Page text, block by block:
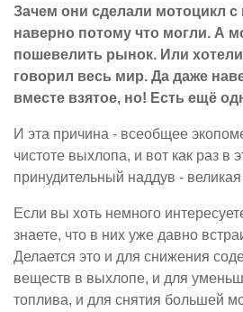
Зачем они сделали мотоцикл с
наверно потому что могли. А
пошевелить рынок. Или
говорил весь мир. Да даже
вместе взятое, но! Есть ещё
И эта причина - всеобщее
чистоте выхлопа, и вот как раз в
принудительный наддув -
Если вы хоть немного
знаете, что в них уже давно
Делается это и для снижения
веществ в выхлопе, и для
топлива, и для снятия большей